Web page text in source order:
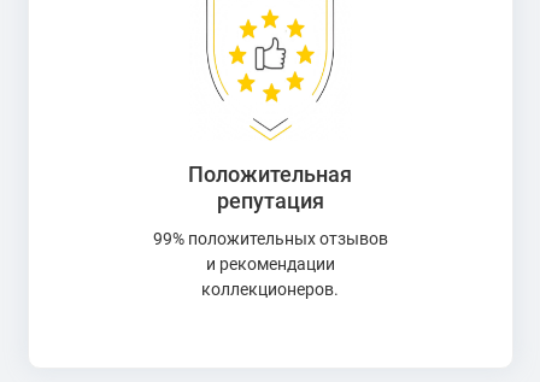
Положительная
репутация
99% положительных отзывов
и рекомендации
коллекционеров.